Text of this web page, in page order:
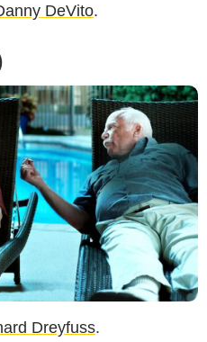
DeVito.
Dreyfuss.